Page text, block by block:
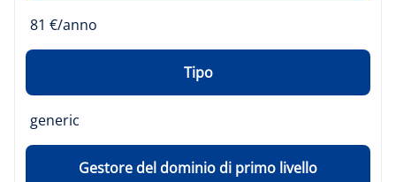
81 €/anno
Tipo
generic
Gestore del dominio di primo livello